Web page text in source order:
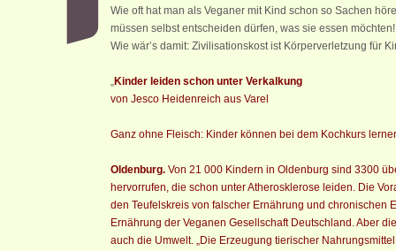
Wie oft hat man als Veganer mit Kind schon so Sachen
müssen selbst entscheiden dürfen, was sie essen
Wie wär’s damit: Zivilisationskost ist Körperverletzung für
„Kinder leiden schon unter Verkalkung
von Jesco Heidenreich aus Varel
Ganz ohne Fleisch: Kinder können bei dem Kochkurs
Oldenburg. Von 21 000 Kindern in Oldenburg sind 3300
hervorrufen, die schon unter Atherosklerose leiden. Die
den Teufelskreis von falscher Ernährung und chronischen
Ernährung der Veganen Gesellschaft Deutschland. Aber
auch die Umwelt. „Die Erzeugung tierischer